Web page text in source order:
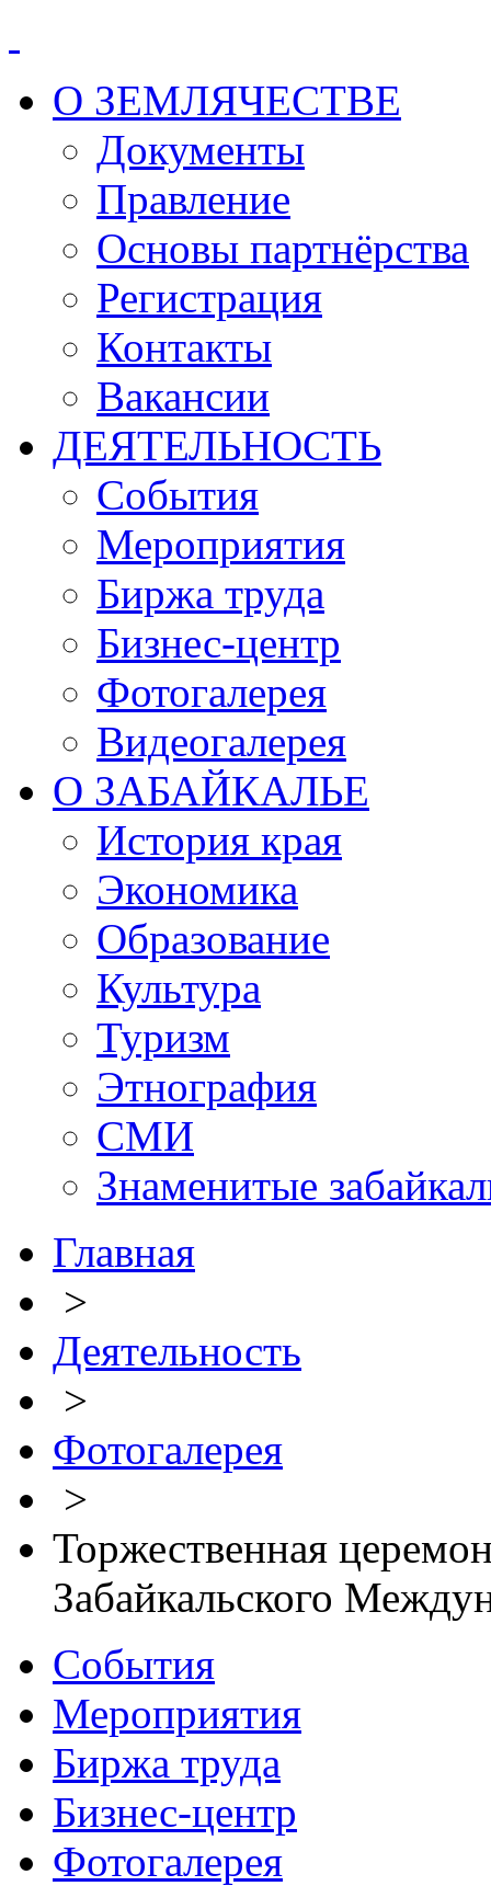
О ЗЕМЛЯЧЕСТВЕ
Документы
Правление
Основы партнёрства
Регистрация
Контакты
Вакансии
ДЕЯТЕЛЬНОСТЬ
События
Мероприятия
Биржа труда
Бизнес-центр
Фотогалерея
Видеогалерея
О ЗАБАЙКАЛЬЕ
История края
Экономика
Образование
Культура
Туризм
Этнография
СМИ
Знаменитые
Главная
>
Деятельность
>
Фотогалерея
>
Торжественная
Забайкальского
События
Мероприятия
Биржа труда
Бизнес-центр
Фотогалерея